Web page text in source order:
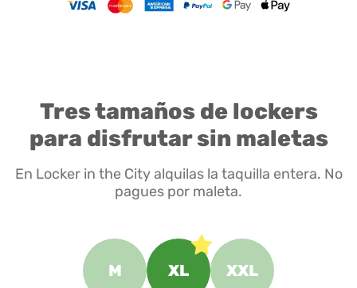
Tres tamaños de lockers
para disfrutar sin maletas
En Locker in the City alquilas la taquilla entera. No
pagues por maleta.
M XL XXL